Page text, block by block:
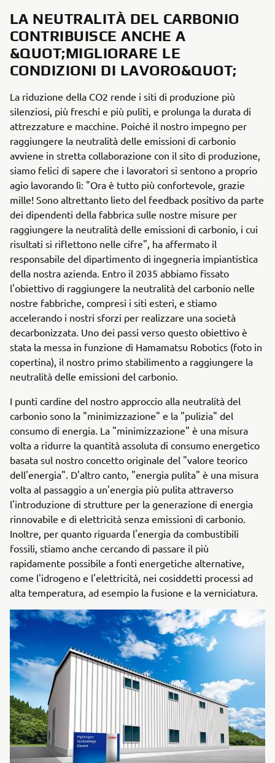
LA NEUTRALITÀ DEL CARBONIO
CONTRIBUISCE ANCHE A
&QUOT;MIGLIORARE LE
CONDIZIONI DI LAVORO&QUOT;
La riduzione della CO2 rende i siti di produzione più
silenziosi, più freschi e più puliti, e prolunga la durata di
attrezzature e macchine. Poiché il nostro impegno per
raggiungere la neutralità delle emissioni di carbonio
avviene in stretta collaborazione con il sito di produzione,
siamo felici di sapere che i lavoratori si sentono a proprio
agio lavorando lì: "Ora è tutto più confortevole, grazie
mille! Sono altrettanto lieto del feedback positivo da parte
dei dipendenti della fabbrica sulle nostre misure per
raggiungere la neutralità delle emissioni di carbonio, i cui
risultati si riflettono nelle cifre", ha affermato il
responsabile del dipartimento di ingegneria impiantistica
della nostra azienda. Entro il 2035 abbiamo fissato
l'obiettivo di raggiungere la neutralità del carbonio nelle
nostre fabbriche, compresi i siti esteri, e stiamo
accelerando i nostri sforzi per realizzare una società
decarbonizzata. Uno dei passi verso questo obiettivo è
stata la messa in funzione di Hamamatsu Robotics (foto in
copertina), il nostro primo stabilimento a raggiungere la
neutralità delle emissioni del carbonio.
I punti cardine del nostro approccio alla neutralità del
carbonio sono la "minimizzazione" e la "pulizia" del
consumo di energia. La "minimizzazione" è una misura
volta a ridurre la quantità assoluta di consumo energetico
basata sul nostro concetto originale del "valore teorico
dell'energia". D'altro canto, "energia pulita" è una misura
volta al passaggio a un'energia più pulita attraverso
l'introduzione di strutture per la generazione di energia
rinnovabile e di elettricità senza emissioni di carbonio.
Inoltre, per quanto riguarda l'energia da combustibili
fossili, stiamo anche cercando di passare il più
rapidamente possibile a fonti energetiche alternative,
come l'idrogeno e l'elettricità, nei cosiddetti processi ad
alta temperatura, ad esempio la fusione e la verniciatura.